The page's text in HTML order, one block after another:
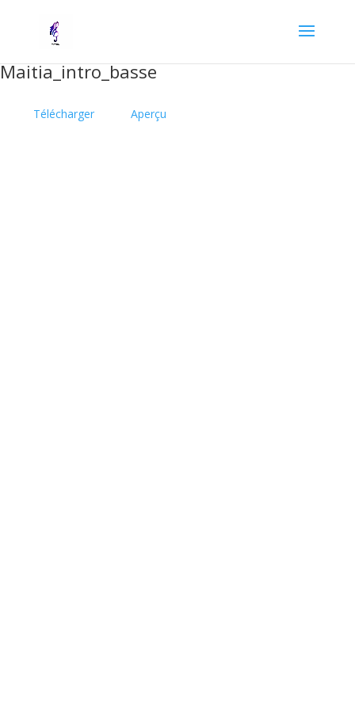
Maitia_intro_basse
Télécharger Aperçu